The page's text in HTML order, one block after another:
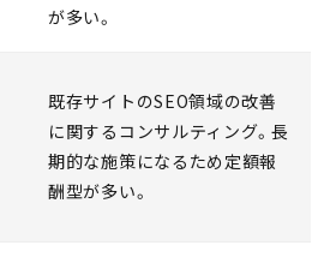
が多い。
既存サイトのSEO領域の改善
に関するコンサルティング。長
期的な施策になるため定額報
酬型が多い。